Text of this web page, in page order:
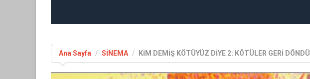
Ana Sayfa SİNEMA KİM DEMİŞ KÖTÜYÜZ DİYE 2: KÖTÜLER GERİ DÖNDÜ